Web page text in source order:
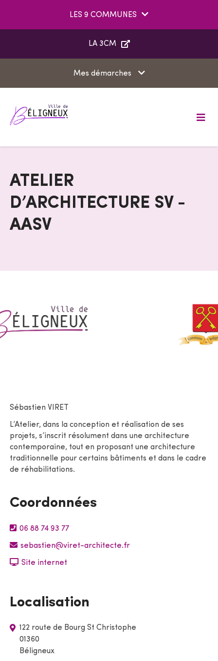
LES 9 COMMUNES
LA 3CM
Mes démarches
u
ATELIER
D’ARCHITECTURE SV -
AASV
Sébastien VIRET
L’Atelier, dans la conception et réalisation de ses
projets, s’inscrit résolument dans une architecture
contemporaine, tout en proposant une architecture
traditionnelle pour certains bâtiments et dans le cadre
de réhabilitations.
Coordonnées
06 88 74 93 77
sebastien@viret-architecte.fr
Site internet
Localisation
122 route de Bourg St Christophe
01360
Béligneux